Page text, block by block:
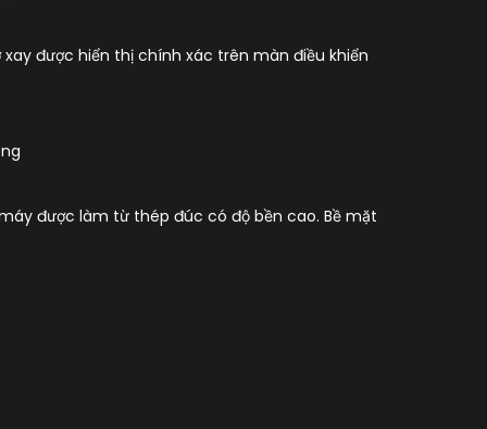
được hiển thị chính xác trên màn điều khiển
được làm từ thép đúc có độ bền cao. Bề mặt